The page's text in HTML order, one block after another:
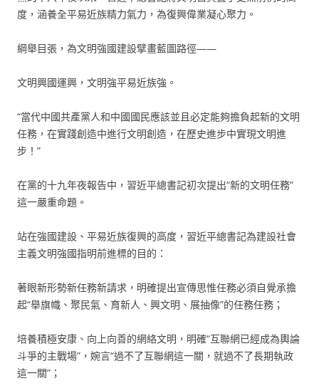
度，涵養全平易近族精力氣力，為復興偉業凝心聚力。
綱舉目張，為文明強國建設擘畫藍圖路徑——
文明興國運興，文明強平易近族強。
“當代中國共產黨人和中國國民應該並且必定能夠擔負起新的文明
任務，在實踐創造中進行文明創造，在歷史進步中實現文明進
步！”
在黨的十九年夜報告中，習近平總書記初次提出“新的文明任務”
這一嚴重命題。
站在強國建設、平易近族復興的高度，習近平總書記為建設社會
主義文明強國指明前進標的目的：
著眼新形勢新任務新請求，明確提出宣傳思惟任務必須自覺承擔
起“舉旗幟、聚民氣、育新人、興文明、展抽像”的任務任務；
培養積極安康、向上向善的網絡文明，明確“互聯網已經成為輿論
斗爭的主戰場”，婉言“過不了互聯網這一關，就過不了長期執政
這一關”；